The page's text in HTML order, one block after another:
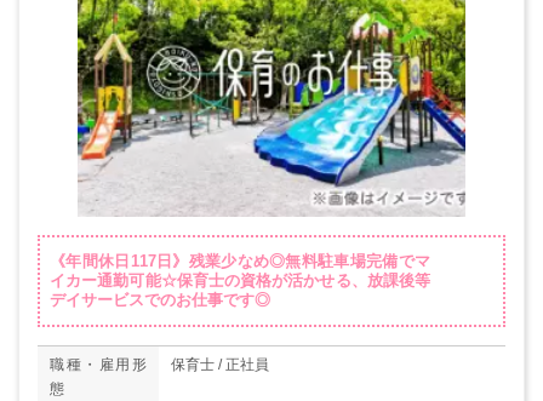
《年間休日117日》残業少なめ◎無料駐車場完備でマ
イカー通勤可能☆保育士の資格が活かせる、放課後等
デイサービスでのお仕事です◎
職種・雇用形
態
保育士 / 正社員